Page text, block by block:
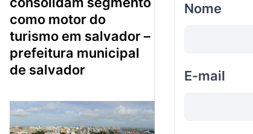
como motor do
turismo em salvador –
prefeitura municipal
de salvador
Nome
E-mail